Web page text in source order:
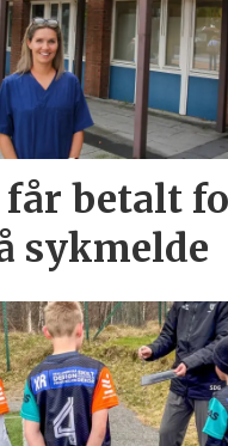
får betalt
sykmelde